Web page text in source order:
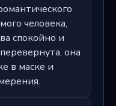
человека,
спокойно и
она
в маске и